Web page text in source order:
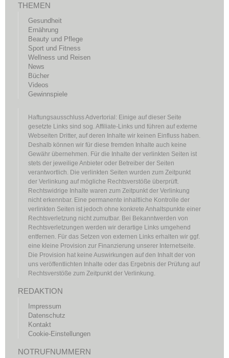
THEMEN
Gesundheit
Ernährung
Beauty und Pflege
Sport und Fitness
Wellness und Reisen
News
Bücher
Videos
Gewinnspiele
Haftungsausschluss Advertorial: Einige auf dieser Seite
gesetzte Links sind sog. Affiliate-Links und führen auf externe
Webseiten Dritter, auf deren Inhalte wir keinen Einfluss haben.
Deshalb können wir für diese fremden Inhalte auch keine
Gewähr übernehmen. Für die Inhalte der verlinkten Seiten ist
stets der jeweilige Anbieter oder Betreiber der Seiten
verantwortlich. Die verlinkten Seiten wurden zum Zeitpunkt
der Verlinkung auf mögliche Rechtsverstöße überprüft.
Rechtswidrige Inhalte waren zum Zeitpunkt der Verlinkung
nicht erkennbar. Eine permanente inhaltliche Kontrolle der
verlinkten Seiten ist jedoch ohne konkrete Anhaltspunkte einer
Rechtsverletzung nicht zumutbar. Bei Bekanntwerden von
Rechtsverletzungen werden wir derartige Links umgehend
entfernen. Für das Setzen von externen Links erhalten wir ggf.
eine kleine Provision zur Finanzierung unserer Internetseite.
Die Provision hat keine Auswirkungen auf den Inhalt der von
uns veröffentlichten Inhalte oder das Ergebnis der Prüfung auf
Rechtsverstöße zum Zeitpunkt der Verlinkung.
REDAKTION
Impressum
Datenschutz
Kontakt
Cookie-Einstellungen
NOTRUFNUMMERN